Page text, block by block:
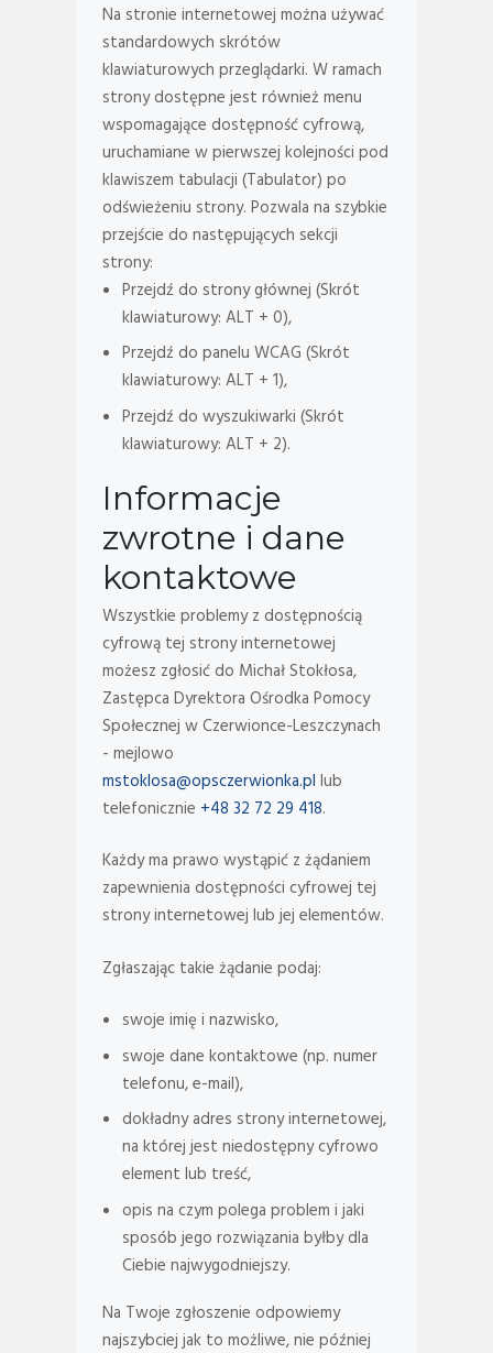
Na stronie internetowej można używać
standardowych skrótów
klawiaturowych przeglądarki. W ramach
strony dostępne jest również menu
wspomagające dostępność cyfrową,
uruchamiane w pierwszej kolejności pod
klawiszem tabulacji (Tabulator) po
odświeżeniu strony. Pozwala na szybkie
przejście do następujących sekcji
strony:
Przejdź do strony głównej (Skrót
klawiaturowy: ALT + 0),
Przejdź do panelu WCAG (Skrót
klawiaturowy: ALT + 1),
Przejdź do wyszukiwarki (Skrót
klawiaturowy: ALT + 2).
Informacje
zwrotne i dane
kontaktowe
Wszystkie problemy z dostępnością
cyfrową tej strony internetowej
możesz zgłosić do Michał Stokłosa,
Zastępca Dyrektora Ośrodka Pomocy
Społecznej w Czerwionce-Leszczynach
- mejlowo
mstoklosa@opsczerwionka.pl lub
telefonicznie +48 32 72 29 418.
Każdy ma prawo wystąpić z żądaniem
zapewnienia dostępności cyfrowej tej
strony internetowej lub jej elementów.
Zgłaszając takie żądanie podaj:
swoje imię i nazwisko,
swoje dane kontaktowe (np. numer
telefonu, e-mail),
dokładny adres strony internetowej,
na której jest niedostępny cyfrowo
element lub treść,
opis na czym polega problem i jaki
sposób jego rozwiązania byłby dla
Ciebie najwygodniejszy.
Na Twoje zgłoszenie odpowiemy
najszybciej jak to możliwe, nie później